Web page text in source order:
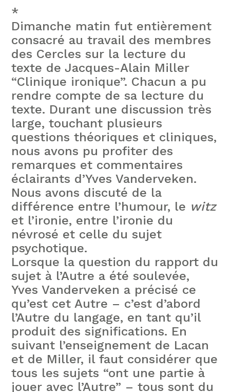
*
Dimanche matin fut entièrement
consacré au travail des membres
des Cercles sur la lecture du
texte de Jacques-Alain Miller
“Clinique ironique”. Chacun a pu
rendre compte de sa lecture du
texte. Durant une discussion très
large, touchant plusieurs
questions théoriques et cliniques,
nous avons pu profiter des
remarques et commentaires
éclairants d’Yves Vanderveken.
Nous avons discuté de la
différence entre l’humour, le witz
et l’ironie, entre l’ironie du
névrosé et celle du sujet
psychotique.
Lorsque la question du rapport du
sujet à l’Autre a été soulevée,
Yves Vanderveken a précisé ce
qu’est cet Autre – c’est d’abord
l’Autre du langage, en tant qu’il
produit des significations. En
suivant l’enseignement de Lacan
et de Miller, il faut considérer que
tous les sujets “ont une partie à
jouer avec l’Autre” – tous sont du